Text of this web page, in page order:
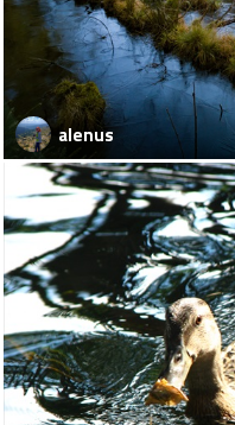
alenus